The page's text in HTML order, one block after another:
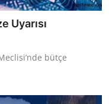
Uyarısı
bütçe